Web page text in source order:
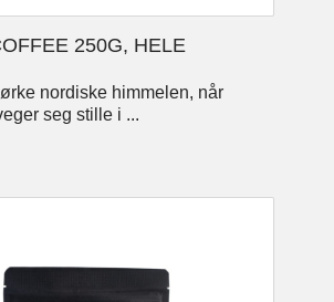
250G, HELE
nordiske himmelen, når
seg stille i ...